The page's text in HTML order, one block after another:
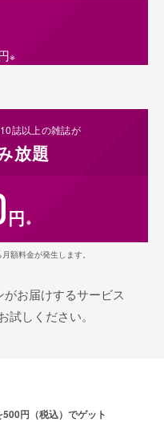
※
誌以上の雑誌が
放題
円 ※
額料金が発生します。
お届けするサービス
試しください。
円（税込）でゲット